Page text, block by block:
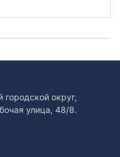
округ,
улица, 48/8.